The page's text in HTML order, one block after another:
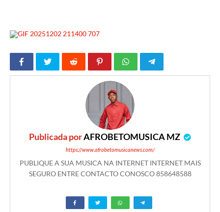
Publicada porAFROBETOMUSICA MZ
https://www.afrobetomusicanews.com/
PUBLIQUE A SUA MUSICA NA INTERNET INTERNET MAIS
SEGURO ENTRE CONTACTO CONOSCO 858648588